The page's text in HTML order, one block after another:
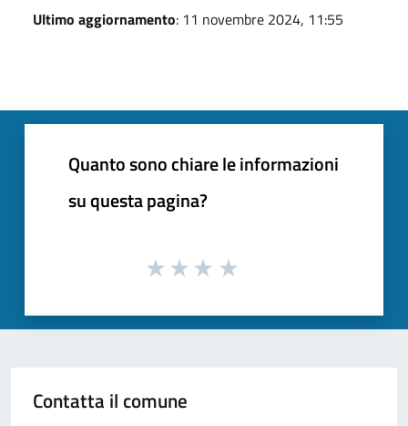
Ultimo aggiornamento: 11 novembre 2024, 11:55
Quanto sono chiare le informazioni
su questa pagina?
Contatta il comune